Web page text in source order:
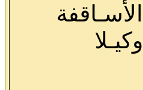
الأسـاقفة
وكيـلا